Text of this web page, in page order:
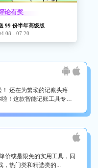
论有奖
99 份半年高级版
- 07.20
还在为繁琐的记账头疼
！这款智能记账工具专为
价或是限免的实用工具，同
，热门类和精选类的...